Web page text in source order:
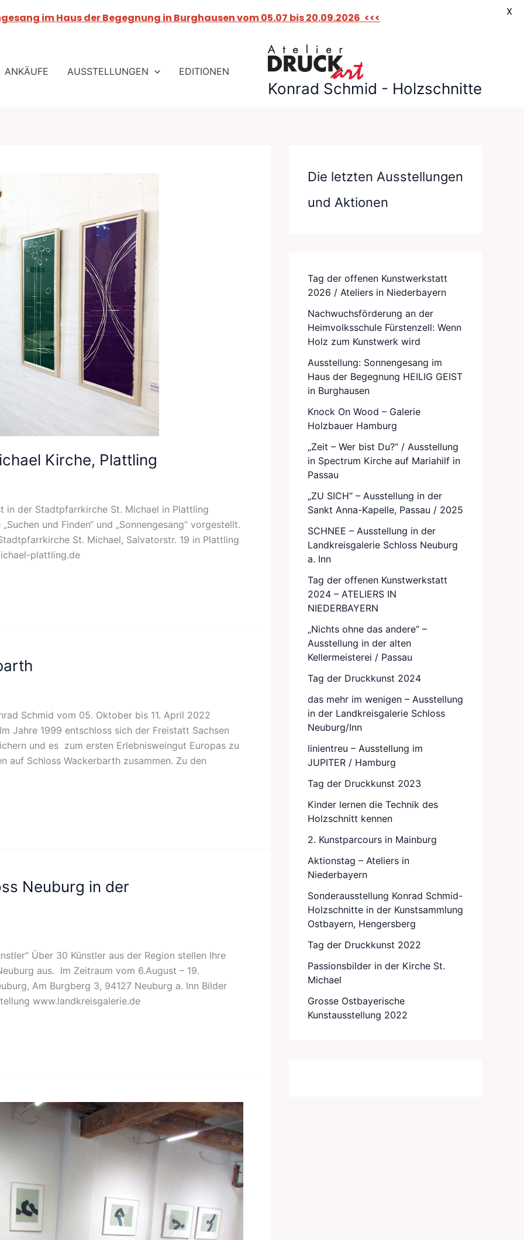
ANKÄUFE AUSSTELLUNGEN EDITIONEN
Konrad Schmid - Holzschnitte
Kirche, Plattling
in der Stadtpfarrkirche St. Michael in Plattling
und Finden“ und „Sonnengesang“ vorgestellt.
St. Michael, Salvatorstr. 19 in Plattling
plattling.de
Schmid vom 05. Oktober bis 11. April 2022
Jahre 1999 entschloss sich der Freistatt Sachsen
und es zum ersten Erlebnisweingut Europas zu
auf Schloss Wackerbarth zusammen. Zu den
Neuburg in der
Über 30 Künstler aus der Region stellen Ihre
aus. Im Zeitraum vom 6.August – 19.
Am Burgberg 3, 94127 Neuburg a. Inn Bilder
www.landkreisgalerie.de
Die letzten Ausstellungen
und Aktionen
Tag der offenen Kunstwerkstatt
2026 / Ateliers in Niederbayern
Nachwuchsförderung an der
Heimvolksschule Fürstenzell: Wenn
Holz zum Kunstwerk wird
Ausstellung: Sonnengesang im
Haus der Begegnung HEILIG GEIST
in Burghausen
Knock On Wood – Galerie
Holzbauer Hamburg
„Zeit – Wer bist Du?“ / Ausstellung
in Spectrum Kirche auf Mariahilf in
Passau
„ZU SICH“ – Ausstellung in der
Sankt Anna-Kapelle, Passau / 2025
SCHNEE – Ausstellung in der
Landkreisgalerie Schloss Neuburg
a. Inn
Tag der offenen Kunstwerkstatt
2024 – ATELIERS IN
NIEDERBAYERN
„Nichts ohne das andere“ –
Ausstellung in der alten
Kellermeisterei / Passau
Tag der Druckkunst 2024
das mehr im wenigen – Ausstellung
in der Landkreisgalerie Schloss
Neuburg/Inn
linientreu – Ausstellung im
JUPITER / Hamburg
Tag der Druckkunst 2023
Kinder lernen die Technik des
Holzschnitt kennen
2. Kunstparcours in Mainburg
Aktionstag – Ateliers in
Niederbayern
Sonderausstellung Konrad Schmid-
Holzschnitte in der Kunstsammlung
Ostbayern, Hengersberg
Tag der Druckkunst 2022
Passionsbilder in der Kirche St.
Michael
Grosse Ostbayerische
Kunstausstellung 2022
im Haus der Begegnung in Burghausen vom 05.07 bis 20.09.2026 <<< X